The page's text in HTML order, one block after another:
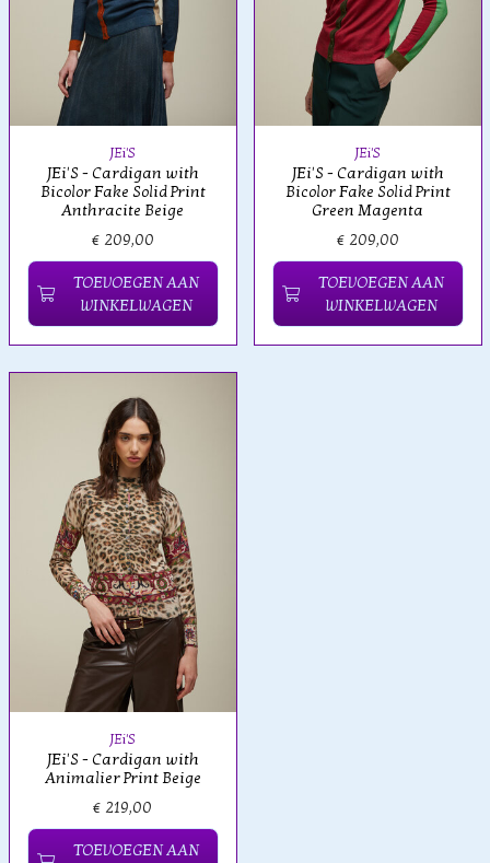
JEi'S
JEi'S - Cardigan with
Bicolor Fake Solid Print
Anthracite Beige
€ 209,00
TOEVOEGEN AAN
WINKELWAGEN
JEi'S
JEi'S - Cardigan with
Bicolor Fake Solid Print
Green Magenta
€ 209,00
TOEVOEGEN AAN
WINKELWAGEN
JEi'S
JEi'S - Cardigan with
Animalier Print Beige
€ 219,00
TOEVOEGEN AAN